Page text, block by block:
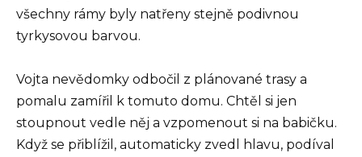
všechny rámy byly natřeny stejně podivnou
tyrkysovou barvou.
Vojta nevědomky odbočil z plánované trasy a
pomalu zamířil k tomuto domu. Chtěl si jen
stoupnout vedle něj a vzpomenout si na babičku.
Když se přiblížil, automaticky zvedl hlavu, podíval